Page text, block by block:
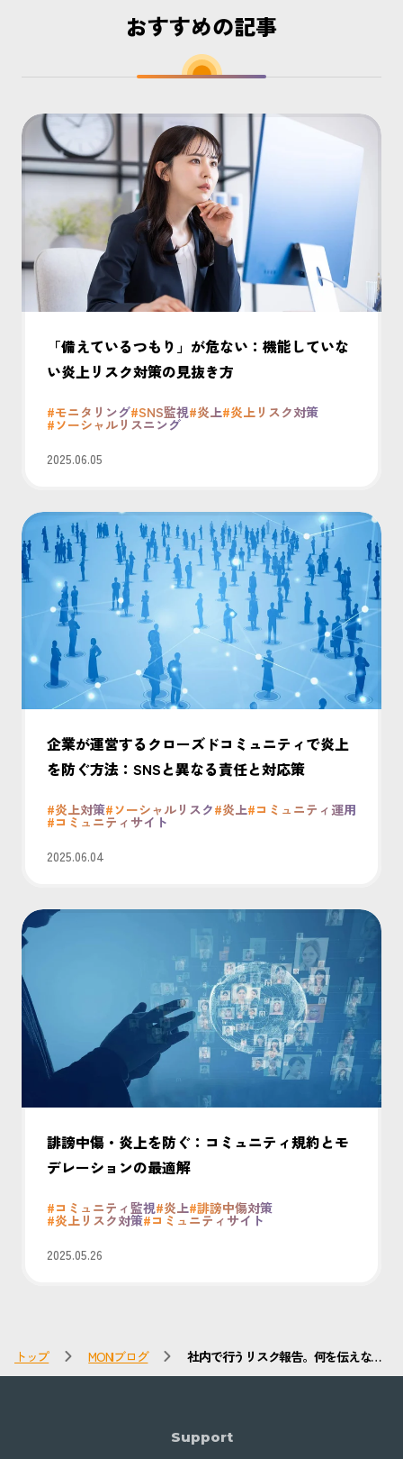
おすすめの記事
「備えているつもり」が危ない：機能していな
い炎上リスク対策の見抜き方
#モニタリング#SNS監視#炎上#炎上リスク対策
#ソーシャルリスニング
2025.06.05
企業が運営するクローズドコミュニティで炎上
を防ぐ方法：SNSと異なる責任と対応策
#炎上対策#ソーシャルリスク#炎上#コミュニティ運用
#コミュニティサイト
2025.06.04
誹謗中傷・炎上を防ぐ：コミュニティ規約とモ
デレーションの最適解
#コミュニティ監視#炎上#誹謗中傷対策
#炎上リスク対策#コミュニティサイト
2025.05.26
トップ MONIブログ 社内で行うリスク報告。何を伝えなく
てはならない？
Support